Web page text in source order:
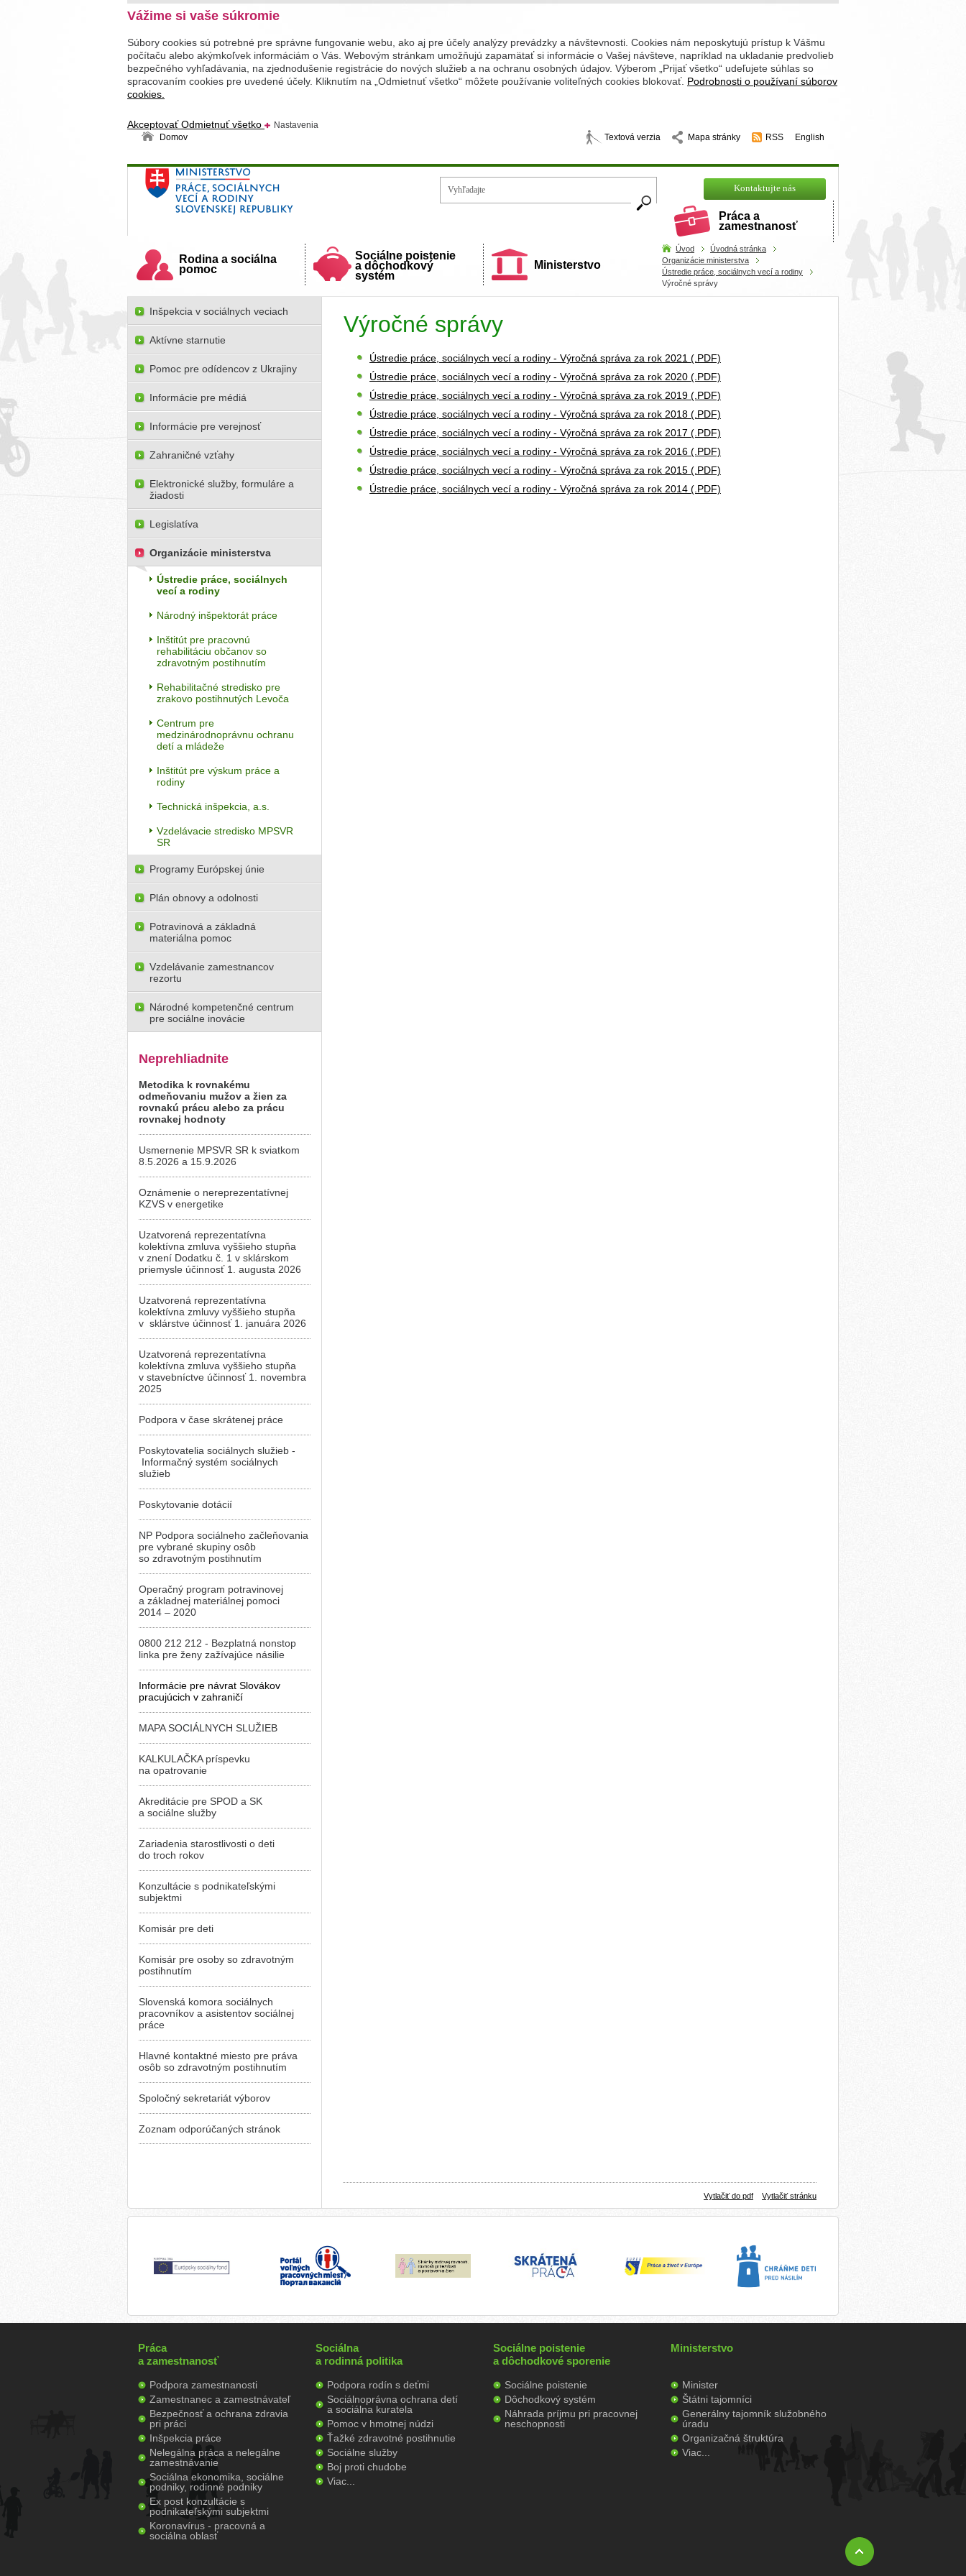
Vážime si vaše súkromie
Súbory cookies sú potrebné pre správne fungovanie webu, ako aj pre účely analýzy prevádzky a návštevnosti. Cookies nám neposkytujú prístup k Vášmu
počítaču alebo akýmkoľvek informáciám o Vás. Webovým stránkam umožňujú zapamätať si informácie o Vašej návšteve, napríklad na ukladanie predvolieb
bezpečného vyhľadávania, na zjednodušenie registrácie do nových služieb a na ochranu osobných údajov. Výberom „Prijať všetko“ udeľujete súhlas so
spracovaním cookies pre uvedené účely. Kliknutím na „Odmietnuť všetko“ môžete používanie voliteľných cookies blokovať. Podrobnosti o používaní súborov
cookies.
AkceptovaťOdmietnuť všetko
Nastavenia
Domov
Textová verzia Mapa stránky RSS English
Ministerstvo práce, sociálnych vecí a rodiny
Slovenskej republiky
Kontaktujte nás
Práca a
zamestnanosť
Rodina a sociálna
pomoc
Sociálne poistenie
a dôchodkový
systém
Ministerstvo
Úvod
Úvodná stránka
Organizácie ministerstva
Ústredie práce, sociálnych vecí a rodiny
Výročné správy
Výročné správy
Ústredie práce, sociálnych vecí a rodiny - Výročná správa za rok 2021 (.PDF)
Ústredie práce, sociálnych vecí a rodiny - Výročná správa za rok 2020 (.PDF)
Ústredie práce, sociálnych vecí a rodiny - Výročná správa za rok 2019 (.PDF)
Ústredie práce, sociálnych vecí a rodiny - Výročná správa za rok 2018 (.PDF)
Ústredie práce, sociálnych vecí a rodiny - Výročná správa za rok 2017 (.PDF)
Ústredie práce, sociálnych vecí a rodiny - Výročná správa za rok 2016 (.PDF)
Ústredie práce, sociálnych vecí a rodiny - Výročná správa za rok 2015 (.PDF)
Ústredie práce, sociálnych vecí a rodiny - Výročná správa za rok 2014 (.PDF)
Inšpekcia v sociálnych veciach
Aktívne starnutie
Pomoc pre odídencov z Ukrajiny
Informácie pre médiá
Informácie pre verejnosť
Zahraničné vzťahy
Elektronické služby, formuláre a
žiadosti
Legislatíva
Organizácie ministerstva
Ústredie práce, sociálnych
vecí a rodiny
Národný inšpektorát práce
Inštitút pre pracovnú
rehabilitáciu občanov so
zdravotným postihnutím
Rehabilitačné stredisko pre
zrakovo postihnutých Levoča
Centrum pre
medzinárodnoprávnu ochranu
detí a mládeže
Inštitút pre výskum práce a
rodiny
Technická inšpekcia, a.s.
Vzdelávacie stredisko MPSVR
SR
Programy Európskej únie
Plán obnovy a odolnosti
Potravinová a základná
materiálna pomoc
Vzdelávanie zamestnancov
rezortu
Národné kompetenčné centrum
pre sociálne inovácie
Neprehliadnite
Metodika k rovnakému
odmeňovaniu mužov a žien za
rovnakú prácu alebo za prácu
rovnakej hodnoty
Usmernenie MPSVR SR k sviatkom
8.5.2026 a 15.9.2026
Oznámenie o nereprezentatívnej
KZVS v energetike
Uzatvorená reprezentatívna
kolektívna zmluva vyššieho stupňa
v znení Dodatku č. 1 v sklárskom
priemysle účinnosť 1. augusta 2026
Uzatvorená reprezentatívna
kolektívna zmluvy vyššieho stupňa
v sklárstve účinnosť 1. januára 2026
Uzatvorená reprezentatívna
kolektívna zmluva vyššieho stupňa
v stavebníctve účinnosť 1. novembra
2025
Podpora v čase skrátenej práce
Poskytovatelia sociálnych služieb -
Informačný systém sociálnych
služieb
Poskytovanie dotácií
NP Podpora sociálneho začleňovania
pre vybrané skupiny osôb
so zdravotným postihnutím
Operačný program potravinovej
a základnej materiálnej pomoci
2014 – 2020
0800 212 212 - Bezplatná nonstop
linka pre ženy zažívajúce násilie
Informácie pre návrat Slovákov
pracujúcich v zahraničí
MAPA SOCIÁLNYCH SLUŽIEB
KALKULAČKA príspevku
na opatrovanie
Akreditácie pre SPOD a SK
a sociálne služby
Zariadenia starostlivosti o deti
do troch rokov
Konzultácie s podnikateľskými
subjektmi
Komisár pre deti
Komisár pre osoby so zdravotným
postihnutím
Slovenská komora sociálnych
pracovníkov a asistentov sociálnej
práce
Hlavné kontaktné miesto pre práva
osôb so zdravotným postihnutím
Spoločný sekretariát výborov
Zoznam odporúčaných stránok
Vytlačiť do pdf Vytlačiť stránku
Práca
a zamestnanosť
Podpora zamestnanosti
Zamestnanec a zamestnávateľ
Bezpečnosť a ochrana zdravia
pri práci
Inšpekcia práce
Nelegálna práca a nelegálne
zamestnávanie
Sociálna ekonomika, sociálne
podniky, rodinné podniky
Ex post konzultácie s
podnikateľskými subjektmi
Koronavírus - pracovná a
sociálna oblasť
Sociálna
a rodinná politika
Podpora rodín s deťmi
Sociálnoprávna ochrana detí
a sociálna kuratela
Pomoc v hmotnej núdzi
Ťažké zdravotné postihnutie
Sociálne služby
Boj proti chudobe
Viac...
Sociálne poistenie
a dôchodkové sporenie
Sociálne poistenie
Dôchodkový systém
Náhrada príjmu pri pracovnej
neschopnosti
Ministerstvo
Minister
Štátni tajomníci
Generálny tajomník služobného
úradu
Organizačná štruktúra
Viac...